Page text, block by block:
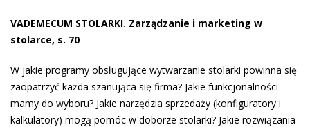
VADEMECUM STOLARKI. Zarządzanie i marketing w
stolarce, s. 70
W jakie programy obsługujące wytwarzanie stolarki powinna się
zaopatrzyć każda szanująca się firma? Jakie funkcjonalności
mamy do wyboru? Jakie narzędzia sprzedaży (konfiguratory i
kalkulatory) mogą pomóc w doborze stolarki? Jakie rozwiązania